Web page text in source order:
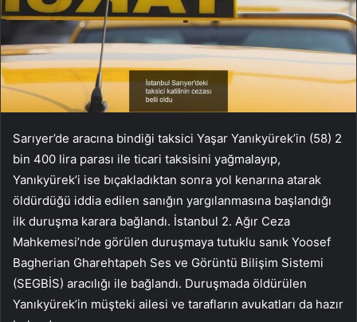
Sarıyer’de aracına bindiği taksici Yaşar Yanıkyürek’in (58) 2
bin 400 lira parası ile ticari taksisini yağmalayıp,
Yanıkyürek’i ise bıçakladıktan sonra yol kenarına atarak
öldürdüğü iddia edilen sanığın yargılanmasına başlandığı
ilk duruşma karara bağlandı. İstanbul 2. Ağır Ceza
Mahkemesi’nde görülen duruşmaya tutuklu sanık Yoosef
Bagherian Gharehtapeh Ses ve Görüntü Bilişim Sistemi
(SEGBİS) aracılığı ile bağlandı. Duruşmada öldürülen
Yanıkyürek’in müşteki ailesi ve tarafların avukatları da hazır